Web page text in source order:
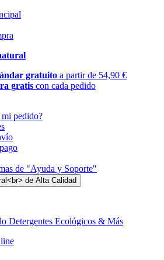
gratuito a partir de 54,90 €
gratis con cada pedido
mi pedido?
de "Ayuda y Soporte"
Detergentes Ecológicos & Más